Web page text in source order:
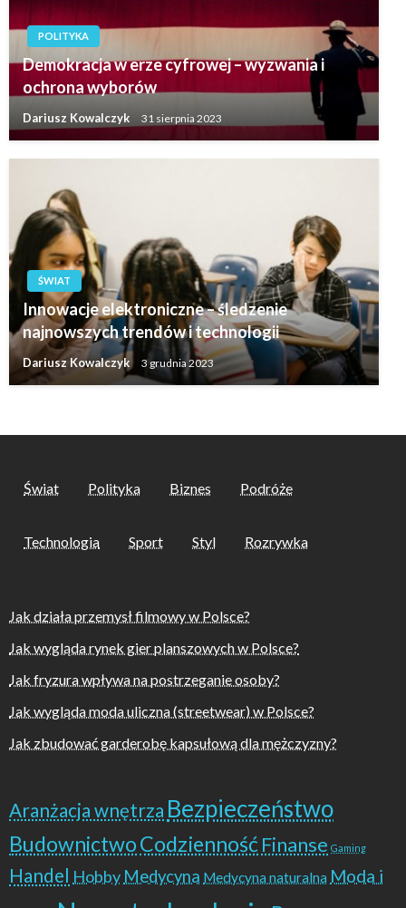
POLITYKA
Demokracja w erze cyfrowej – wyzwania i
ochrona wyborów
Dariusz Kowalczyk 31 sierpnia 2023
ŚWIAT
Innowacje elektroniczne – śledzenie
najnowszych trendów i technologii
Dariusz Kowalczyk 3 grudnia 2023
Świat Polityka Biznes Podróże
Technologia Sport Styl Rozrywka
Jak działa przemysł filmowy w Polsce?
Jak wygląda rynek gier planszowych w Polsce?
Jak fryzura wpływa na postrzeganie osoby?
Jak wygląda moda uliczna (streetwear) w Polsce?
Jak zbudować garderobę kapsułową dla mężczyzny?
Aranżacja wnętrza Bezpieczeństwo
BudownictwoCodziennośćFinanse Gaming
Handel Hobby Medycyna Medycyna naturalna Moda i